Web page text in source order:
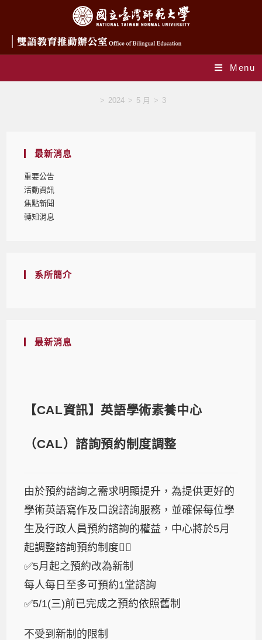
Menu
> 2024 > 5 月 > 3
最新消息
重要公告
活動資訊
焦點新聞
轉知消息
系所簡介
最新消息
【CAL資訊】英語學術素養中心
（CAL）諮詢預約制度調整
由於預約諮詢之需求明顯提升，為提供更好的
學術英語寫作及口說諮詢服務，並確保每位學
生及行政人員預約諮詢的權益，中心將於5月
起調整諮詢預約制度👇🏻
✅5月起之預約改為新制
每人每日至多可預約1堂諮詢
✅5/1(三)前已完成之預約依照舊制
不受到新制的限制